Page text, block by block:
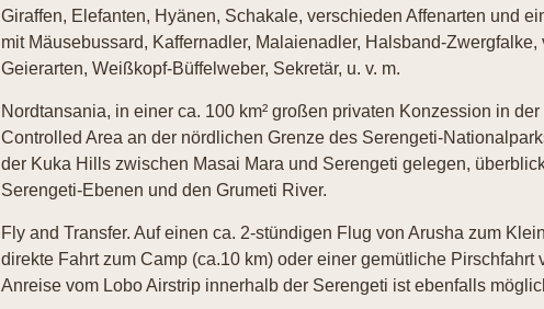
Giraffen, Elefanten, Hyänen, Schakale, verschieden Affenarten und
mit Mäusebussard, Kaffernadler, Malaienadler, Halsband-Zwergfalke,
Geierarten, Weißkopf-Büffelweber, Sekretär, u. v. m.
Nordtansania, in einer ca. 100 km² großen privaten Konzession in
Controlled Area an der nördlichen Grenze des Serengeti-
der Kuka Hills zwischen Masai Mara und Serengeti gelegen,
Serengeti-Ebenen und den Grumeti River.
Fly and Transfer. Auf einen ca. 2-stündigen Flug von Arusha zum
direkte Fahrt zum Camp (ca.10 km) oder einer gemütliche Pirschfahrt
Anreise vom Lobo Airstrip innerhalb der Serengeti ist ebenfalls